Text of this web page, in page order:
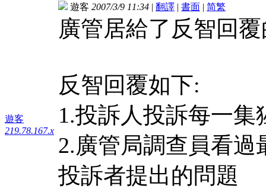
遊客
219.78.167.x
遊客 2007/3/9 11:34 | 翻譯 | 書面 | 简繁
廣管居給了反智回
反智回覆如下:
1.投訴人投訴每一
2.廣管局調查員看
投訴者提出的問題